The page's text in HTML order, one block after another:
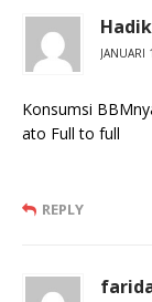
JANUARI
Konsumsi
ato Full to full
REPLY